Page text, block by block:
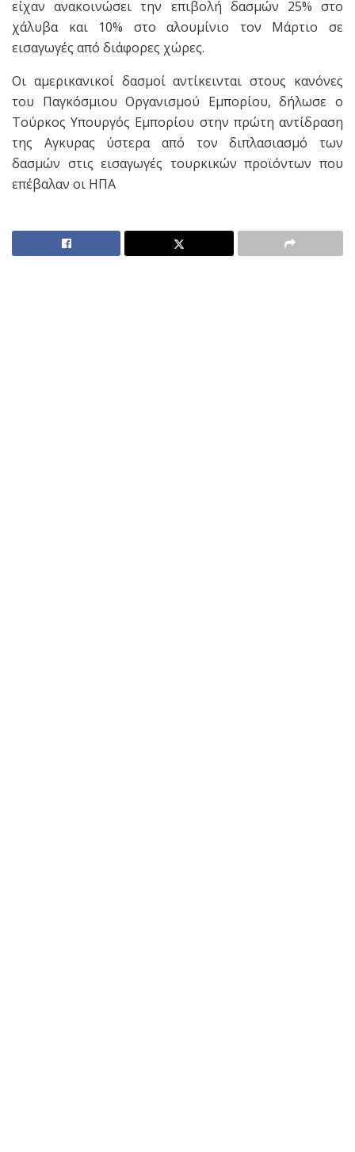
είχαν ανακοινώσει την επιβολή δασμών 25% στο
χάλυβα και 10% στο αλουμίνιο τον Μάρτιο σε
εισαγωγές από διάφορες χώρες.
Οι αμερικανικοί δασμοί αντίκεινται στους κανόνες
του Παγκόσμιου Οργανισμού Εμπορίου, δήλωσε ο
Τούρκος Υπουργός Εμπορίου στην πρώτη αντίδραση
της Αγκυρας ύστερα από τον διπλασιασμό των
δασμών στις εισαγωγές τουρκικών προϊόντων που
επέβαλαν οι ΗΠΑ